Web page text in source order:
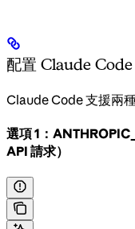
配置 Claude
Claude Code 支援兩
選項 1：
API 請求）